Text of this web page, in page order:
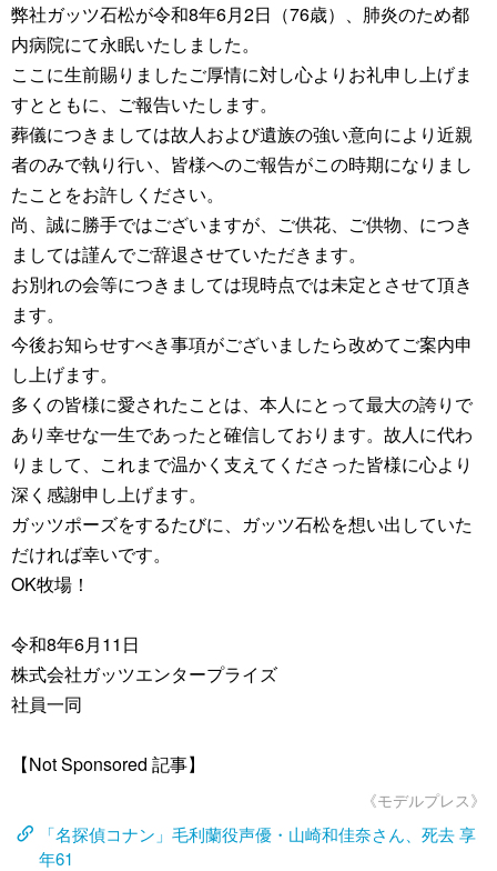
弊社ガッツ石松が令和8年6月2日（76歳）、肺炎のため都
内病院にて永眠いたしました。
ここに生前賜りましたご厚情に対し心よりお礼申し上げま
すとともに、ご報告いたします。
葬儀につきましては故人および遺族の強い意向により近親
者のみで執り行い、皆様へのご報告がこの時期になりまし
たことをお許しください。
尚、誠に勝手ではございますが、ご供花、ご供物、につき
ましては謹んでご辞退させていただきます。
お別れの会等につきましては現時点では未定とさせて頂き
ます。
今後お知らせすべき事項がございましたら改めてご案内申
し上げます。
多くの皆様に愛されたことは、本人にとって最大の誇りで
あり幸せな一生であったと確信しております。故人に代わ
りまして、これまで温かく支えてくださった皆様に心より
深く感謝申し上げます。
ガッツポーズをするたびに、ガッツ石松を想い出していた
だければ幸いです。
OK牧場！
令和8年6月11日
株式会社ガッツエンタープライズ
社員一同
【Not Sponsored 記事】
《モデルプレス》
「名探偵コナン」毛利蘭役声優・山崎和佳奈さん、死去 享
年61